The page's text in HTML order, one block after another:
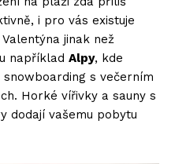
i pro vás existuje
jinak než
například Alpy, kde
s večerním
Horké vířivky a sauny s
dodají vašemu pobytu